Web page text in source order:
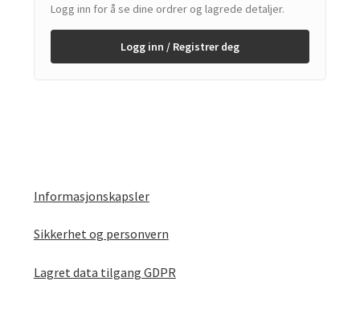
Logg inn for å se dine ordrer og lagrede detaljer.
Logg inn / Registrer deg
Informasjonskapsler
Sikkerhet og personvern
Lagret data tilgang GDPR